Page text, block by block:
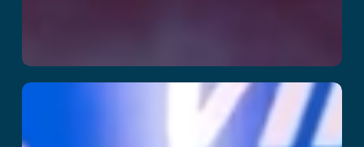
Party Playland